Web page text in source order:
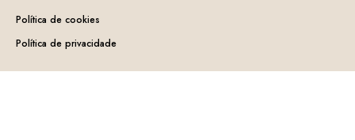
Política de cookies
Política de privacidade